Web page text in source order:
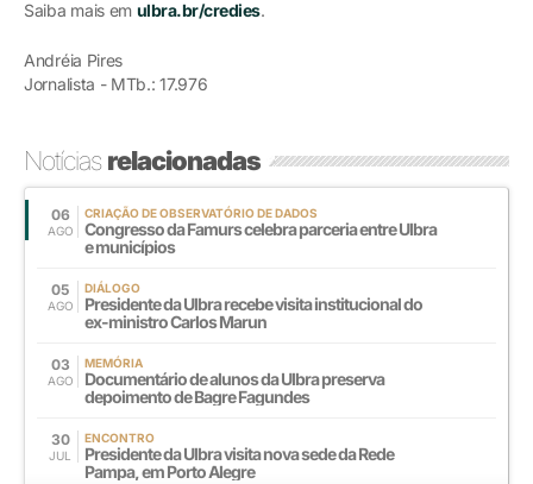
Saiba mais em ulbra.br/credies.
Andréia Pires
Jornalista - MTb.: 17.976
Notíciasrelacionadas
06
AGO
CRIAÇÃO DE OBSERVATÓRIO DE DADOS
Congresso da Famurs celebra parceria entre Ulbra
e municípios
05
AGO
DIÁLOGO
Presidente da Ulbra recebe visita institucional do
ex-ministro Carlos Marun
03
AGO
MEMÓRIA
Documentário de alunos da Ulbra preserva
depoimento de Bagre Fagundes
30
JUL
ENCONTRO
Presidente da Ulbra visita nova sede da Rede
Pampa, em Porto Alegre